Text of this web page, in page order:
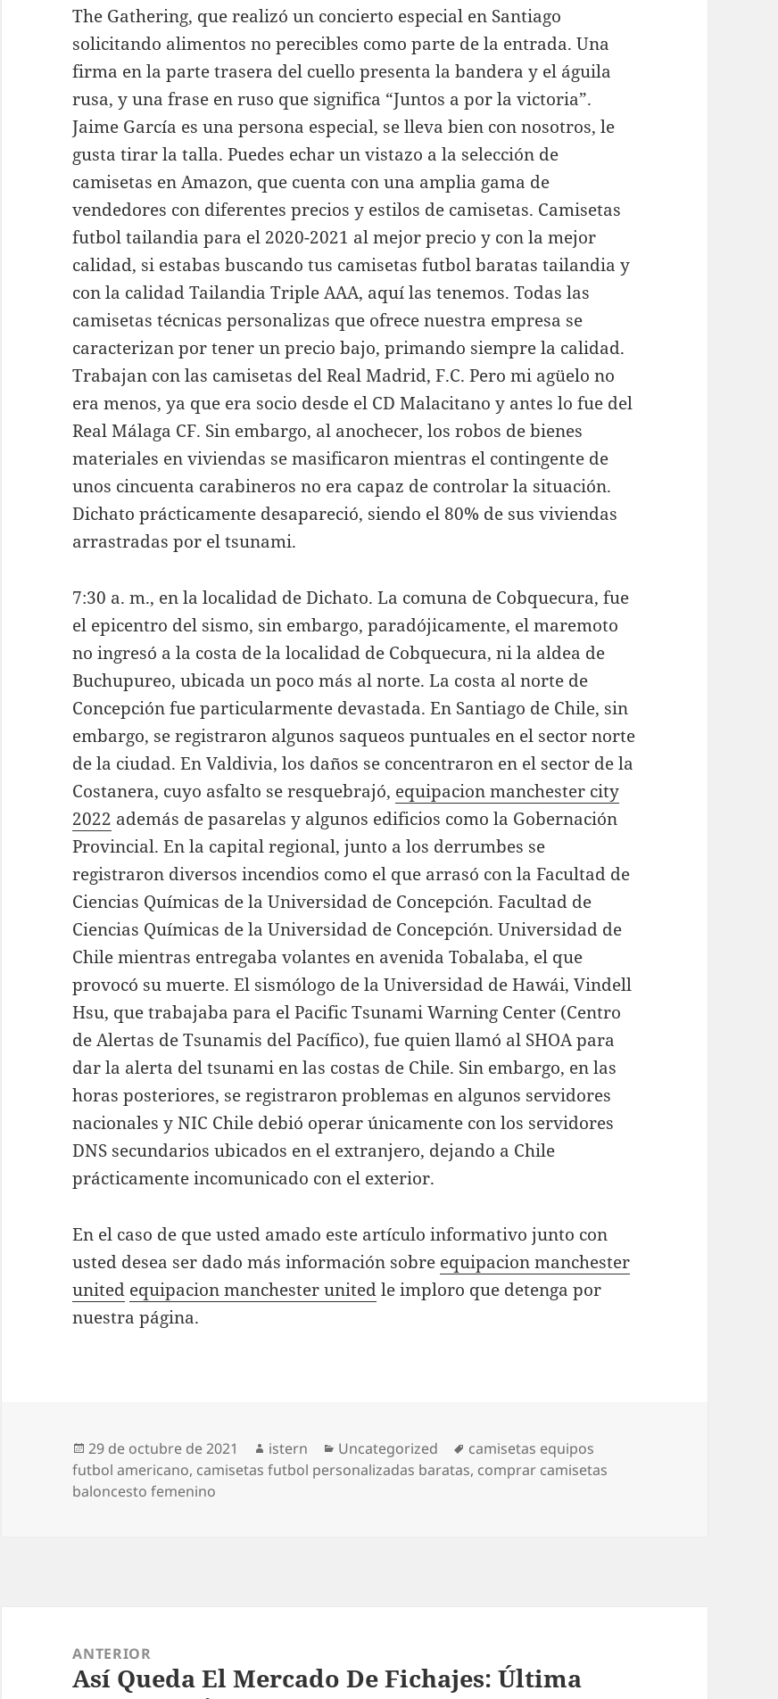
The Gathering, que realizó un concierto especial en Santiago
solicitando alimentos no perecibles como parte de la entrada. Una
firma en la parte trasera del cuello presenta la bandera y el águila
rusa, y una frase en ruso que significa “Juntos a por la victoria”.
Jaime García es una persona especial, se lleva bien con nosotros, le
gusta tirar la talla. Puedes echar un vistazo a la selección de
camisetas en Amazon, que cuenta con una amplia gama de
vendedores con diferentes precios y estilos de camisetas. Camisetas
futbol tailandia para el 2020-2021 al mejor precio y con la mejor
calidad, si estabas buscando tus camisetas futbol baratas tailandia y
con la calidad Tailandia Triple AAA, aquí las tenemos. Todas las
camisetas técnicas personalizas que ofrece nuestra empresa se
caracterizan por tener un precio bajo, primando siempre la calidad.
Trabajan con las camisetas del Real Madrid, F.C. Pero mi agüelo no
era menos, ya que era socio desde el CD Malacitano y antes lo fue del
Real Málaga CF. Sin embargo, al anochecer, los robos de bienes
materiales en viviendas se masificaron mientras el contingente de
unos cincuenta carabineros no era capaz de controlar la situación.
Dichato prácticamente desapareció, siendo el 80% de sus viviendas
arrastradas por el tsunami.
7:30 a. m., en la localidad de Dichato. La comuna de Cobquecura, fue
el epicentro del sismo, sin embargo, paradójicamente, el maremoto
no ingresó a la costa de la localidad de Cobquecura, ni la aldea de
Buchupureo, ubicada un poco más al norte. La costa al norte de
Concepción fue particularmente devastada. En Santiago de Chile, sin
embargo, se registraron algunos saqueos puntuales en el sector norte
de la ciudad. En Valdivia, los daños se concentraron en el sector de la
Costanera, cuyo asfalto se resquebrajó, equipacion manchester city
2022 además de pasarelas y algunos edificios como la Gobernación
Provincial. En la capital regional, junto a los derrumbes se
registraron diversos incendios como el que arrasó con la Facultad de
Ciencias Químicas de la Universidad de Concepción. Facultad de
Ciencias Químicas de la Universidad de Concepción. Universidad de
Chile mientras entregaba volantes en avenida Tobalaba, el que
provocó su muerte. El sismólogo de la Universidad de Hawái, Vindell
Hsu, que trabajaba para el Pacific Tsunami Warning Center (Centro
de Alertas de Tsunamis del Pacífico), fue quien llamó al SHOA para
dar la alerta del tsunami en las costas de Chile. Sin embargo, en las
horas posteriores, se registraron problemas en algunos servidores
nacionales y NIC Chile debió operar únicamente con los servidores
DNS secundarios ubicados en el extranjero, dejando a Chile
prácticamente incomunicado con el exterior.
En el caso de que usted amado este artículo informativo junto con
usted desea ser dado más información sobre equipacion manchester
united equipacion manchester unitedle imploro que detenga por
nuestra página.
Publicado
el
29 de octubre de 2021 Autor
istern Categorías
Uncategorized Etiquetas
camisetas equipos
futbol americano, camisetas futbol personalizadas baratas, comprar camisetas
baloncesto femenino
entradas
ANTERIOR
Entrada
Así Queda El Mercado De Fichajes: Última